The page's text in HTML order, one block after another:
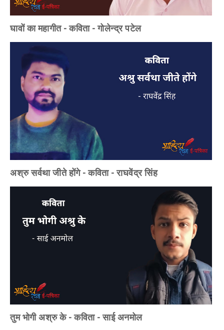
घावों का महागीत - कविता - गोलेन्द्र पटेल
अश्रु सर्वथा जीते होंगे - कविता - राघवेंद्र सिंह
तुम भोगी अश्रु के - कविता - साई अनमोल